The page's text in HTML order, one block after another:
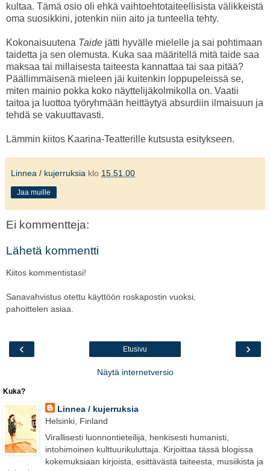
kultaa. Tämä osio oli ehkä vaihtoehtotaiteellisista välikkeistä
oma suosikkini, jotenkin niin aito ja tunteella tehty.
Kokonaisuutena Taide jätti hyvälle mielelle ja sai pohtimaan
taidetta ja sen olemusta. Kuka saa määritellä mitä taide saa
maksaa tai millaisesta taiteesta kannattaa tai saa pitää?
Päällimmäisenä mieleen jäi kuitenkin loppupeleissä se,
miten mainio pokka koko näyttelijäkolmikolla on. Vaatii
taitoa ja luottoa työryhmään heittäytyä absurdiin ilmaisuun ja
tehdä se vakuuttavasti.
Lämmin kiitos Kaarina-Teatterille kutsusta esitykseen.
Linnea / kujerruksia klo 15.51.00
Jaa muille
Ei kommentteja:
Lähetä kommentti
Kiitos kommentistasi!
Sanavahvistus otettu käyttöön roskapostin vuoksi,
pahoittelen asiaa.
‹ ›
Etusivu
Näytä internetversio
Kuka?
Linnea / kujerruksia
Helsinki, Finland
Virallisesti luonnontieteilijä, henkisesti humanisti,
intohimoinen kulttuurikuluttaja. Kirjoittaa tässä blogissa
kokemuksiaan kirjoista, esittävästä taiteesta, musiikista ja